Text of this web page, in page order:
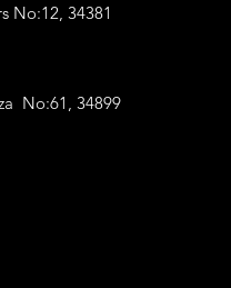
No:12, 34381
No:61, 34899